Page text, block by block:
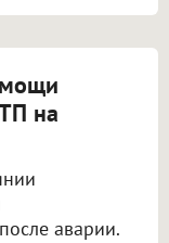
на
аварии.